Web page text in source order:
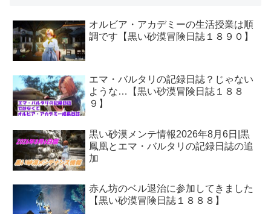
オルビア・アカデミーの生活授業は順
調です【黒い砂漠冒険日誌１８９０】
エマ・バルタリの記録日誌？じゃない
ような…【黒い砂漠冒険日誌１８８
９】
黒い砂漠メンテ情報2026年8月6日|黒
鳳凰とエマ・バルタリの記録日誌の追
加
赤ん坊のベル退治に参加してきました
【黒い砂漠冒険日誌１８８８】